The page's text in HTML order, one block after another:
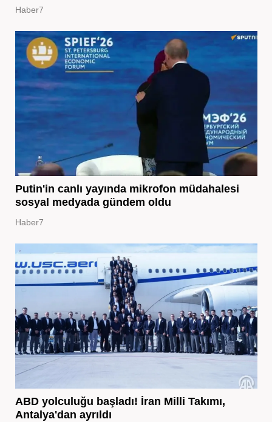
Haber7
Putin'in canlı yayında mikrofon müdahalesi
sosyal medyada gündem oldu
Haber7
ABD yolculuğu başladı! İran Milli Takımı,
Antalya'dan ayrıldı